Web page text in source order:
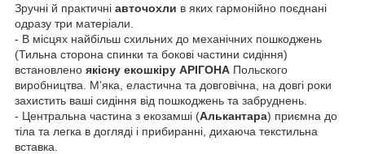
Зручні й практичні авточохли в яких гармонійно поєднані
одразу три матеріали.
- В місцях найбільш схильних до механічних пошкоджень
(Тильна сторона спинки та бокові частини сидіння)
встановлено якісну екошкіру АРІГОНА Польского
виробництва. Мʼяка, еластична та довговічна, на довгі роки
захистить ваші сидіння від пошкоджень та забруднень.
- Центральна частина з екозамші (Алькантара) приємна до
тіла та легка в догляді і прибиранні, дихаюча текстильна
вставка.